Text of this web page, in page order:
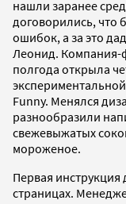
нашли заранее
договорились, что
ошибок, а за это
Леонид. Компания-
полгода открыла
Funny. Менялся
разнообразили
свежевыжатых
мороженое.
Первая инструкция
страницах.